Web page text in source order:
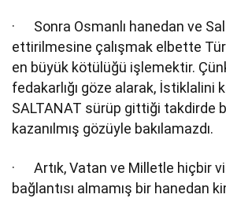
· Sonra Osmanlı hanedan ve
ettirilmesine çalışmak elbette
en büyük kötülüğü işlemektir.
fedakarlığı göze alarak, İstiklalini
SALTANAT sürüp gittiği takdirde
kazanılmış gözüyle bakılamazdı.
· Artık, Vatan ve Milletle hiçbir
bağlantısı almamış bir hanedan